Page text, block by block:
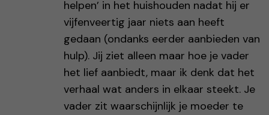
helpen’ in het huishouden nadat hij er
vijfenveertig jaar niets aan heeft
gedaan (ondanks eerder aanbieden van
hulp). Jij ziet alleen maar hoe je vader
het lief aanbiedt, maar ik denk dat het
verhaal wat anders in elkaar steekt. Je
vader zit waarschijnlijk je moeder te